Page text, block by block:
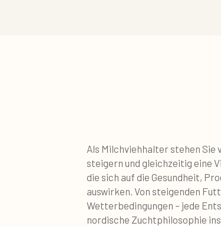
Als Milchviehhalter stehen Sie
steigern und gleichzeitig eine
die sich auf die Gesundheit,
auswirken. Von steigenden
Wetterbedingungen – jede
nordische Zuchtphilosophie